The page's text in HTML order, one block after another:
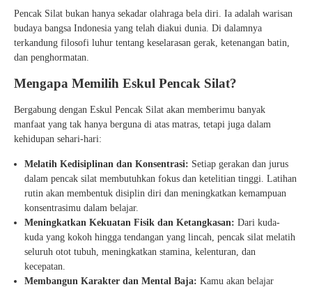
Pencak Silat bukan hanya sekadar olahraga bela diri. Ia adalah warisan
budaya bangsa Indonesia yang telah diakui dunia. Di dalamnya
terkandung filosofi luhur tentang keselarasan gerak, ketenangan batin,
dan penghormatan.
Mengapa Memilih Eskul Pencak Silat?
Bergabung dengan Eskul Pencak Silat akan memberimu banyak
manfaat yang tak hanya berguna di atas matras, tetapi juga dalam
kehidupan sehari-hari:
Melatih Kedisiplinan dan Konsentrasi: Setiap gerakan dan jurus
dalam pencak silat membutuhkan fokus dan ketelitian tinggi. Latihan
rutin akan membentuk disiplin diri dan meningkatkan kemampuan
konsentrasimu dalam belajar.
Meningkatkan Kekuatan Fisik dan Ketangkasan: Dari kuda-
kuda yang kokoh hingga tendangan yang lincah, pencak silat melatih
seluruh otot tubuh, meningkatkan stamina, kelenturan, dan
kecepatan.
Membangun Karakter dan Mental Baja: Kamu akan belajar